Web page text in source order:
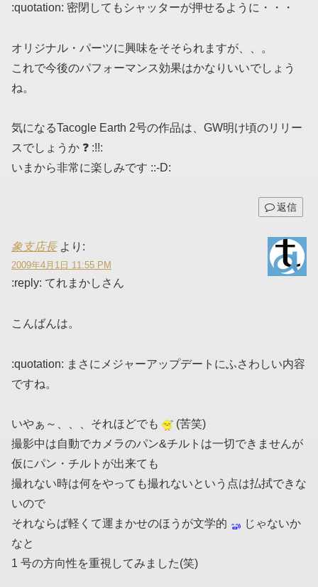
:quotation: 密閉してもシャッターが押せるように・・・
オリジナル・パーツに興味をそそられますが、、。
これで今後のパフォーマンス効果はかなりいいでしょう
ね。
気になるTacogle Earth 2号の作品は、GW明け頃のリリー
スでしょうか ❓ :!!:
いまから非常に楽しみです ::-D:
返信
象支店長 より:
2009年4月1日 11:55 PM
:reply: てれまかしさん
こんばんは。
:quotation: まさにメジャーアップデートにふさわしい内容
ですね。
いやぁ～、、、それほどでも
(苦笑)
撮影中は自動でカメラのパン&チルトは一切できませんが
仮にパン・チルトが出来ても
撮れない時は何をやっても撮れないという点は払拭できな
いので
それならば軽くて運まかせのほうが文学的
じゃないか
なと
1 号の方向性を重視してみました(笑)